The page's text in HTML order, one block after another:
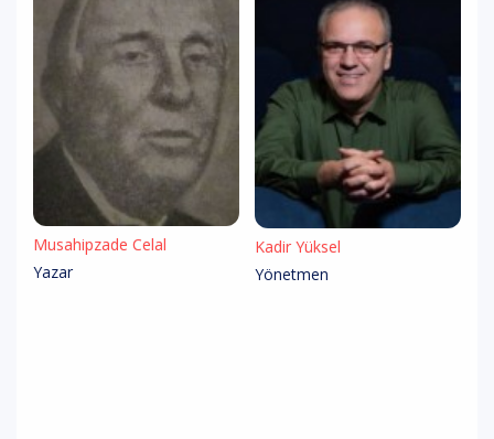
Musahipzade Celal
Yazar
Kadir Yüksel
Yönetmen